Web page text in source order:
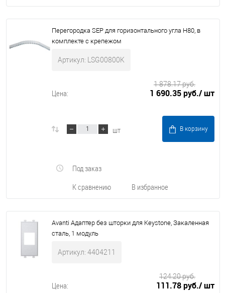
Перегородка SEP для горизонтального угла H80, в
комплекте с крепежом
Артикул: LSG00800K
Цена: 1 690.35 руб./ шт
1 878.17 руб.
шт В корзину
К сравнению В избранное
Под заказ
Avanti Адаптер без шторки для Keystone, Закаленная
сталь, 1 модуль
Артикул: 4404211
Цена: 111.78 руб./ шт
124.20 руб.